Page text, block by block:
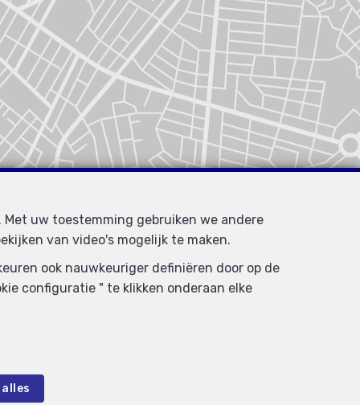
uw toestemming gebruiken we andere
van video's mogelijk te maken.
ook nauwkeuriger definiëren door op de
configuratie " te klikken onderaan elke